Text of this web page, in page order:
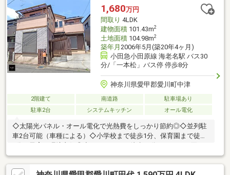
1,680万円
間取り 4LDK
建物面積101.43m2
土地面積104.98m2
築年月 2006年5月(築20年4ヶ月)
小田急小田原線 海老名駅 バス30
分/「一本松」バス停 停歩8分
神奈川県愛甲郡愛川町中津
2階建て 南道路
駐車場あり
駐車2台
システムキッチン オール電化
◇太陽光パネル・オール電化で光熱費をしっかり節約◎◇並列駐
車2台可能（車種による）◇小学校まで徒歩1分、保育園まで徒歩
物に便利豊かに過ごすには【インテリア】家具や家電と【エクス
テリア】カーポートや楽しめる庭、この充実度で変わってきま